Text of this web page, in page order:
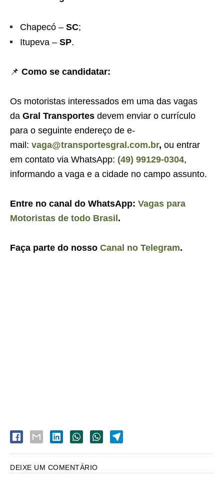
Chapecó – SC;
Itupeva – SP.
📌 Como se candidatar:
Os motoristas interessados em uma das vagas
da Gral Transportes devem enviar o currículo
para o seguinte endereço de e-
mail: vaga@transportesgral.com.br, ou entrar
em contato via WhatsApp: (49) 99129-0304,
informando a vaga e a cidade no campo assunto.
Entre no canal do WhatsApp: Vagas para
Motoristas de todo Brasil .
Faça parte do nosso Canal no Telegram.
DEIXE UM COMENTÁRIO